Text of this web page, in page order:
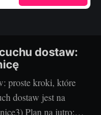
dostaw:
proste kroki, które
dostaw jest na
Plan na jutro: